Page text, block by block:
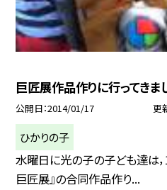
巨匠展作品作りに行ってきま
公開日 2014/01/17 更
ひかりの子
水曜日に光の子の子ども達は
巨匠展』の合同作品作り...